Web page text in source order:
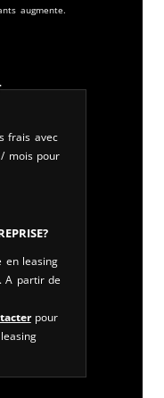
augmente.
frais avec
mois pour
en leasing
A partir de
pour